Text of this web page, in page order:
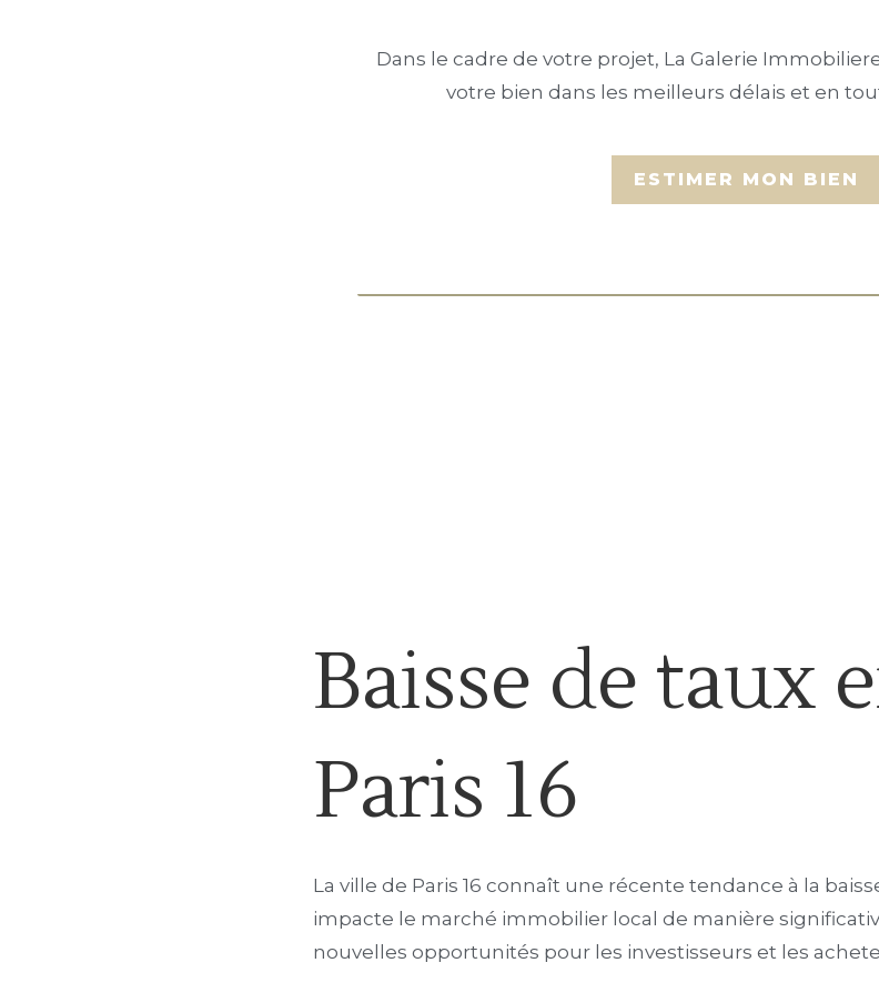
Dans le cadre de votre projet, La Galerie
votre bien dans les meilleurs délais et en
Baisse de taux
Paris 16
La ville de Paris 16 connaît une récente tendance à la
impacte le marché immobilier local de manière
nouvelles opportunités pour les investisseurs et les